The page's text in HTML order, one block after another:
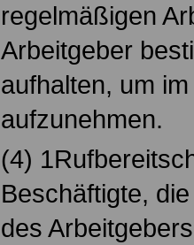
regelmäßigen
Arbeitgeber
aufhalten, um
aufzunehmen.
(4)
Beschäftigte,
des